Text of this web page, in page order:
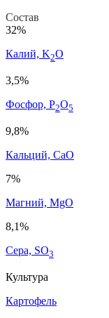
Состав
32%
Калий, K2O
3,5%
Фосфор, P2O5
9,8%
Кальций, CaO
7%
Магний, MgO
8,1%
Сера, SO3
Культура
Картофель